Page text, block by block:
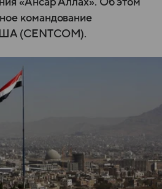
командование
(CENTCOM).